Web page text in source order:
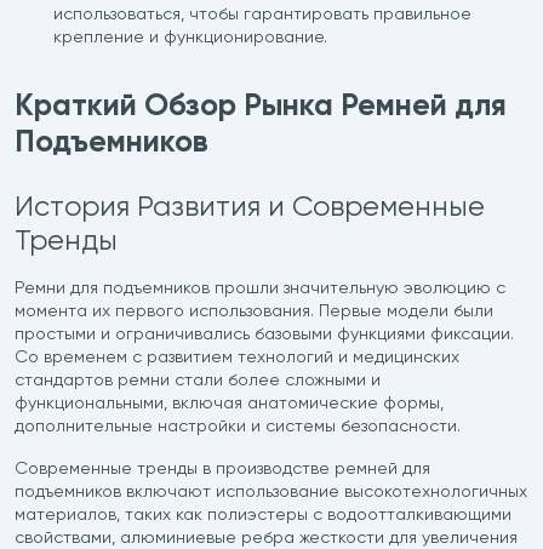
использоваться, чтобы гарантировать правильное
крепление и функционирование.
Краткий Обзор Рынка Ремней для
Подъемников
История Развития и Современные
Тренды
Ремни для подъемников прошли значительную эволюцию с
момента их первого использования. Первые модели были
простыми и ограничивались базовыми функциями фиксации.
Со временем с развитием технологий и медицинских
стандартов ремни стали более сложными и
функциональными, включая анатомические формы,
дополнительные настройки и системы безопасности.
Современные тренды в производстве ремней для
подъемников включают использование высокотехнологичных
материалов, таких как полиэстеры с водоотталкивающими
свойствами, алюминиевые ребра жесткости для увеличения